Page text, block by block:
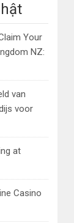
Your
NZ:
van
voor
at
Casino